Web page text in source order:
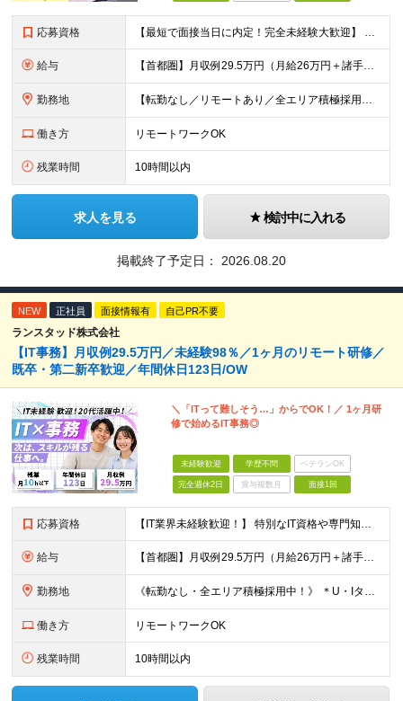
応募資格 【最短で面接当日に内定！完全未経験大歓迎】 ・業種／職種未経験歓迎 ・社会人デビュー、第二新卒、既卒者大歓迎 ・学歴不問（文系、理系不問） ・20代～30代、男女問わず活躍中 ・服装、髪色自由 ・明確
給与 【首都圏】月収例29.5万円（月給26万円＋諸手当） 【東海・関西】月収例28.5万円（月給25万円＋諸手当） 【九州】月収例26万円（月給23万円＋諸手当） ※経験・スキル・前職給与を踏まえ、総合
勤務地 【転勤なし／リモートあり／全エリア積極採用】 ・大手企業のプロジェクト中心 ・勤務エリアや配属先は希望を考慮 ・研修はリモートメインで実施 ・UIターン歓迎 ＜主なエリア＞ ■首都圏…東京・神奈川・
働き方 リモートワークOK
残業時間 10時間以内
求人を見る 検討中に入れる
掲載終了予定日： 2026.08.20
NEW 正社員 面接情報有 自己PR不要
ランスタッド株式会社
【IT事務】月収例29.5万円／未経験98％／1ヶ月のリモート研修／
既卒・第二新卒歓迎／年間休日123日/OW
＼「ITって難しそう…」からでOK！／ 1ヶ月研
修で始めるIT事務◎
未経験歓迎 学歴不問 ベテランOK
完全週休2日 賞与複数月 面接1回
応募資格 【IT業界未経験歓迎！】 特別なIT資格や専門知識は必要ありません。 ・学歴不問（文系・理系不問） ・第二新卒、既卒の方も歓迎 ・20代を中心に幅広い年代が活躍中 ・基本的なPC操作ができる方 ・タ
給与 【首都圏】月収例29.5万円（月給26万円＋諸手当） 【東海・関西】月収例28.5万円（月給25万円＋諸手当） 【九州】月収例26万円（月給23万円＋諸手当） ※経験・スキル・前職給与を踏まえ、総合
勤務地 《転勤なし・全エリア積極採用中！》 ＊U・Iターンも歓迎 ＊研修はオンライン実施 ★勤務エリアは下記よりお選びいただけます★ 【首都圏】東京・神奈川・千葉・埼玉 【東海】愛知 【関西】大阪、京都、兵庫
働き方 リモートワークOK
残業時間 10時間以内